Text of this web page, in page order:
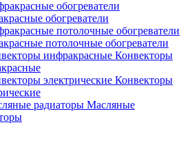
обогреватели
потолочные обогреватели
Конвекторы
Конвекторы
Масляные